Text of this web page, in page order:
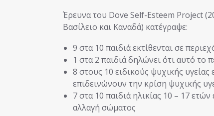
Έρευνα του Dove Self-Esteem Project
Βασίλειο και Καναδά) κατέγραψε:
9 στα 10 παιδιά εκτίθενται σε
1 στα 2 παιδιά δηλώνει ότι αυτό το
8 στους 10 ειδικούς ψυχικής
επιδεινώνουν την κρίση ψυχικής
7 στα 10 παιδιά ηλικίας 10 – 17
αλλαγή σώματος